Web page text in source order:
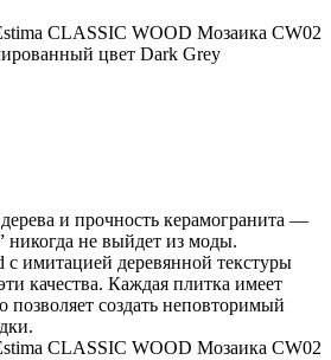
CLASSIC WOOD Мозаика CW02
цвет Dark Grey
и прочность керамогранита —
никогда не выйдет из моды.
с имитацией деревянной текстуры
качества. Каждая плитка имеет
позволяет создать неповторимый
CLASSIC WOOD Мозаика CW02